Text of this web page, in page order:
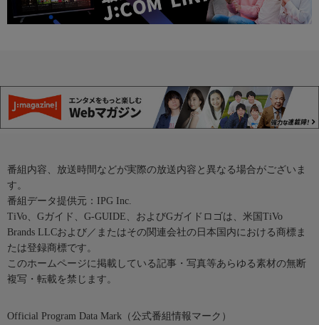
番組内容、放送時間などが実際の放送内容と異なる場合がございま
す。
番組データ提供元：IPG Inc.
TiVo、Gガイド、G-GUIDE、およびGガイドロゴは、米国TiVo
Brands LLCおよび／またはその関連会社の日本国内における商標ま
たは登録商標です。
このホームページに掲載している記事・写真等あらゆる素材の無断
複写・転載を禁じます。
Official Program Data Mark（公式番組情報マーク）